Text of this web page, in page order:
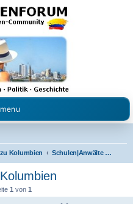
Visum in Kolumbien und Venezuela.
Kolumbien Schulen|Anwälte & Übersetzer
1 von 1